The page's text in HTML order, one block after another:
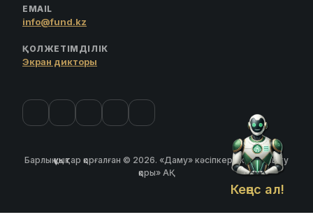
Кеңес ал!
EMAIL
info@fund.kz
ҚОЛЖЕТІМДІЛІК
Экран дикторы
Барлық құқықтар қорғалған © 2026. «Даму» кәсіпкерлікті дамыту
қоры» АҚ